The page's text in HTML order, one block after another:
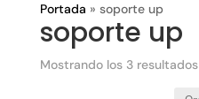
Portada » soporte up
soporte up
Mostrando los 3 resultados